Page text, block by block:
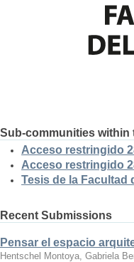
Sub-communities within
Acceso restringido
Acceso restringido
Tesis de la Facultad
Recent Submissions
Pensar el espacio
Hentschel Montoya, Gabriela